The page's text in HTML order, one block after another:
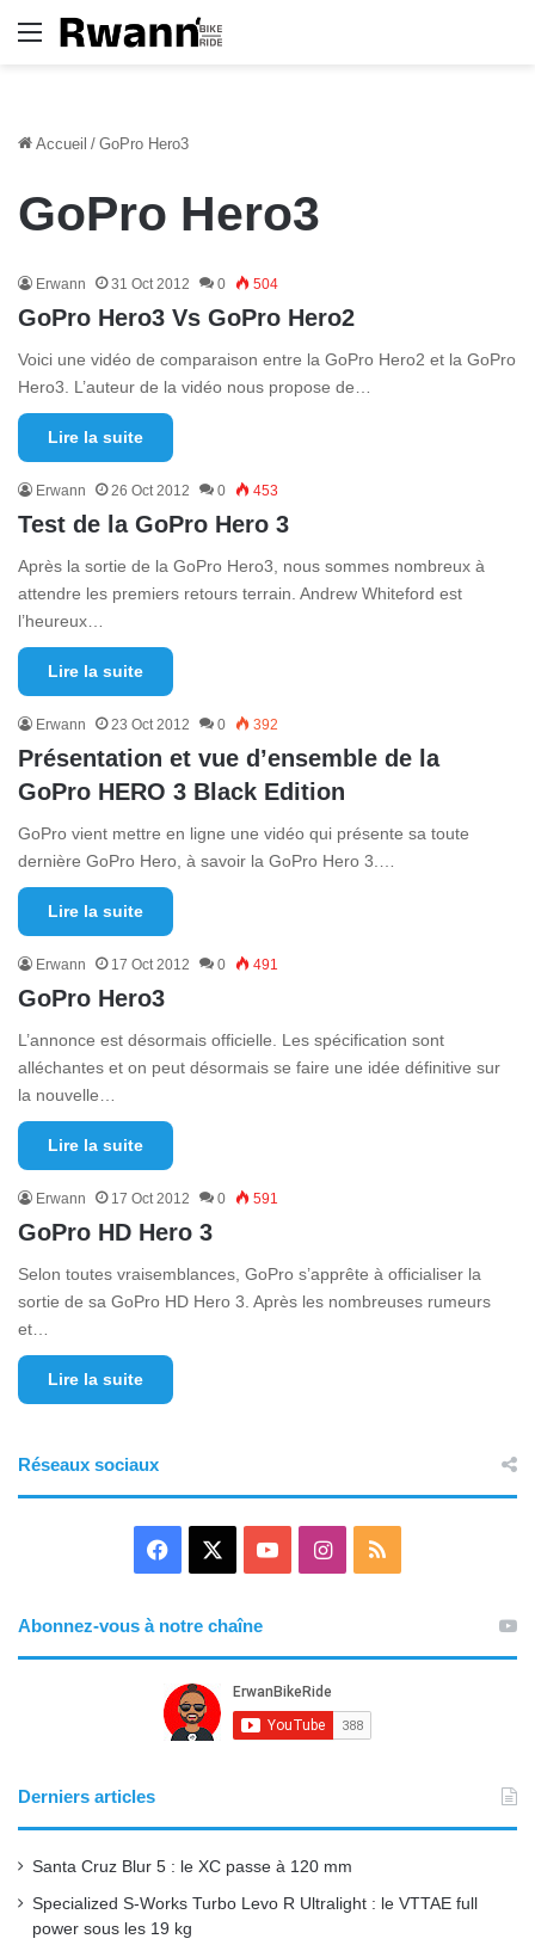
Menu
Accueil / GoPro Hero3
GoPro Hero3
Erwann 31 Oct 2012 0 504
GoPro Hero3 Vs GoPro Hero2
Voici une vidéo de comparaison entre la GoPro Hero2 et la GoPro
Hero3. L’auteur de la vidéo nous propose de…
Lire la suite
Erwann 26 Oct 2012 0 453
Test de la GoPro Hero 3
Après la sortie de la GoPro Hero3, nous sommes nombreux à
attendre les premiers retours terrain. Andrew Whiteford est
l’heureux…
Lire la suite
Erwann 23 Oct 2012 0 392
Présentation et vue d’ensemble de la
GoPro HERO 3 Black Edition
GoPro vient mettre en ligne une vidéo qui présente sa toute
dernière GoPro Hero, à savoir la GoPro Hero 3.…
Lire la suite
Erwann 17 Oct 2012 0 491
GoPro Hero3
L’annonce est désormais officielle. Les spécification sont
alléchantes et on peut désormais se faire une idée définitive sur
la nouvelle…
Lire la suite
Erwann 17 Oct 2012 0 591
GoPro HD Hero 3
Selon toutes vraisemblances, GoPro s’apprête à officialiser la
sortie de sa GoPro HD Hero 3. Après les nombreuses rumeurs
et…
Lire la suite
Réseaux sociaux
e
b
o
T
u
e
I
a
r
Abonnez-vous à notre chaîne
Derniers articles
Santa Cruz Blur 5 : le XC passe à 120 mm
Specialized S-Works Turbo Levo R Ultralight : le VTTAE full
power sous les 19 kg